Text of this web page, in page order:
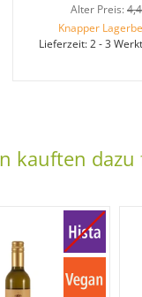
Alter Preis:
Knapper
Lieferzeit:2 - 3
kauften